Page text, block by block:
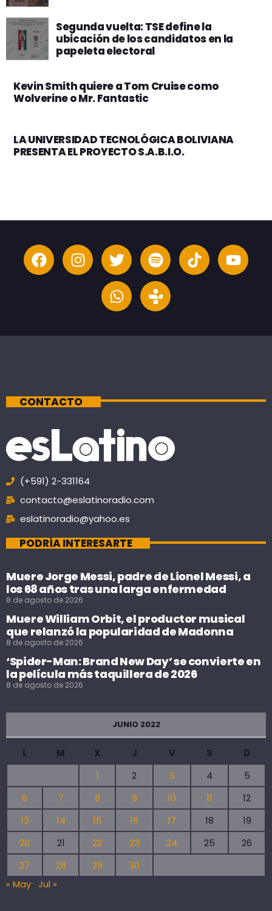
Segunda vuelta: TSE define la
ubicación de los candidatos en la
papeleta electoral
Kevin Smith quiere a Tom Cruise como
Wolverine o Mr. Fantastic
LA UNIVERSIDAD TECNOLÓGICA BOLIVIANA
PRESENTA EL PROYECTO S.A.B.I.O.
CONTACTO
(+591) 2-331164
contacto@eslatinoradio.com
eslatinoradio@yahoo.es
PODRÍA INTERESARTE
Muere Jorge Messi, padre de Lionel Messi, a
los 68 años tras una larga enfermedad
8 de agosto de 2026
Muere William Orbit, el productor musical
que relanzó la popularidad de Madonna
8 de agosto de 2026
‘Spider-Man: Brand New Day’ se convierte en
la película más taquillera de 2026
8 de agosto de 2026
JUNIO 2022
L M X J V S
D
1
2 3 4
5
6
7 8 9 10 11
12
13
14 15 16 17 18
19
20
21 22 23 24 25
26
27
28 29
30
« May Jul »